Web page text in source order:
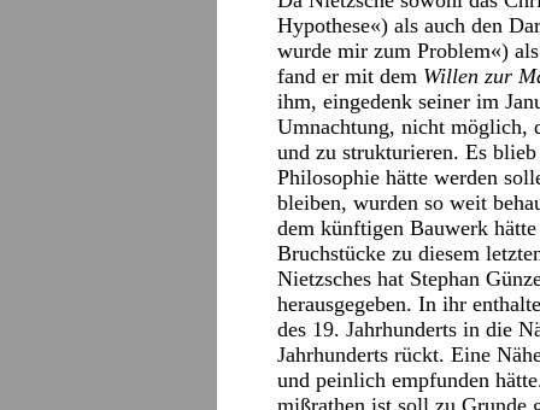
Hypothese«) als auch den
wurde mir zum Problem«)
fand er mit dem Willen zur
ihm, eingedenk seiner im
Umnachtung, nicht möglich,
und zu strukturieren. Es
Philosophie hätte werden
bleiben, wurden so weit
dem künftigen Bauwerk
Bruchstücke zu diesem
Nietzsches hat Stephan
herausgegeben. In ihr
des 19. Jahrhunderts in die
Jahrhunderts rückt. Eine
und peinlich empfunden
mißrathen ist soll zu Grunde